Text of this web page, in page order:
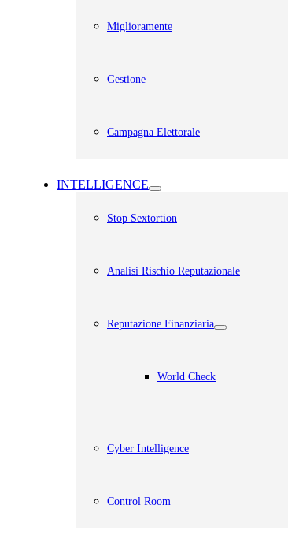
Miglioramente
Gestione
Campagna Elettorale
INTELLIGENCE
Stop Sextortion
Analisi Rischio Reputazionale​
Reputazione Finanziaria
World Check
Cyber Intelligence
Control Room